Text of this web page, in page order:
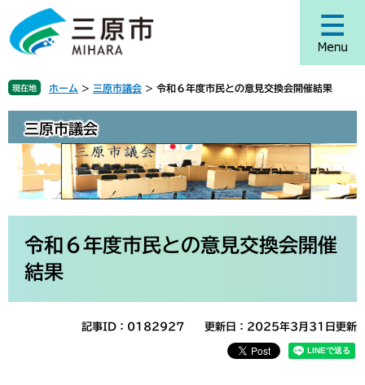
ジ
頭
で
。
ュ
飛
ば
て
現在地 ホーム > 三原市議会 > 令和６年度市民との意見交換会開催結果
三原市議会
令和６年度市民との意見交換会開催
結果
記事ID：0182927 更新日：2025年3月31日更新